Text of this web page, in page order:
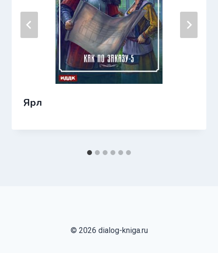
Ярл
© 2026 dialog-kniga.ru